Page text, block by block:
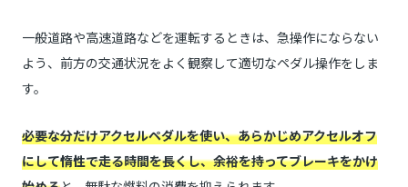
一般道路や高速道路などを運転するときは、急操作にならない
よう、前方の交通状況をよく観察して適切なペダル操作をしま
す。
必要な分だけアクセルペダルを使い、あらかじめアクセルオフ
にして惰性で走る時間を長くし、余裕を持ってブレーキをかけ